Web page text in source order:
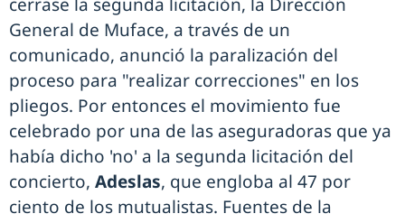
General de Muface, a través de un
comunicado, anunció la paralización del
proceso para "realizar correcciones" en los
pliegos. Por entonces el movimiento fue
celebrado por una de las aseguradoras que ya
había dicho 'no' a la segunda licitación del
concierto, Adeslas, que engloba al 47 por
ciento de los mutualistas. Fuentes de la